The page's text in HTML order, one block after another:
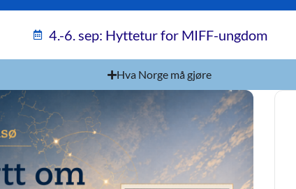
4.-6. sep: Hyttetur for MIFF-ungdom
Hva Norge må gjøre